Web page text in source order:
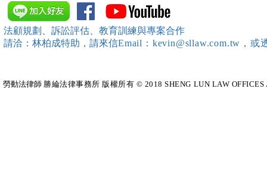
中、南等地辦理（職場霸凌防
治教育訓練）課程 邀請本所律
師團隊擔任講師，課程圓滿完
成~*
法顧規劃、訴訟評估、教育訓練與專案合作
請洽：林柏成特助 ，請來信Email：kevin@sllaw.com.tw，
勞動法律師​ 勝綸法律事務所 版權所有 © 2018 SHENG LUN LAW